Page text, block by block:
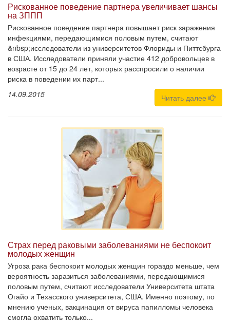
Рискованное поведение партнера увеличивает шансы
на ЗППП
Рискованное поведение партнера повышает риск заражения
инфекциями, передающимися половым путем, считают
&nbsp;исследователи из университетов Флориды и Питтсбурга
в США. Исследователи приняли участие 412 добровольцев в
возрасте от 15 до 24 лет, которых расспросили о наличии
риска в поведении их парт...
14.09.2015
Читать далее
Страх перед раковыми заболеваниями не беспокоит
молодых женщин
Угроза рака беспокоит молодых женщин гораздо меньше, чем
вероятность заразиться заболеваниями, передающимися
половым путем, считают исследователи Университета штата
Огайо и Техасского университета, США. Именно поэтому, по
мнению ученых, вакцинация от вируса папилломы человека
смогла охватить только...